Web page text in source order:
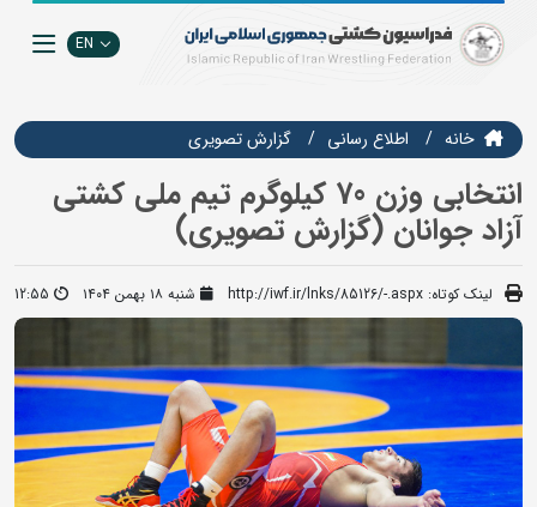
EN
خانه اطلاع رسانی گزارش تصويري
انتخابی وزن 70 کیلوگرم تیم ملی کشتی
آزاد جوانان (گزارش تصویری)
لینک کوتاه: http://iwf.ir/lnks/85126/-.aspx شنبه ۱۸ بهمن ۱۴۰۴ 12:55